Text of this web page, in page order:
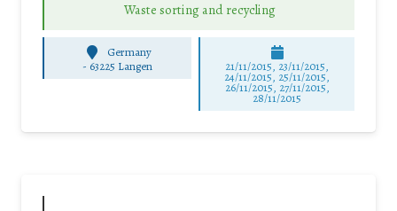
Waste sorting and recycling
Germany
- 63225 Langen 21/11/2015, 23/11/2015,
24/11/2015, 25/11/2015,
26/11/2015, 27/11/2015,
28/11/2015